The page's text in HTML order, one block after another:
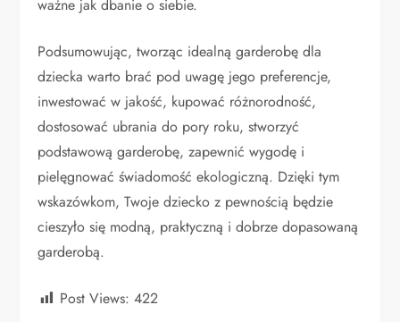
ważne jak dbanie o siebie.
Podsumowując, tworząc idealną garderobę dla
dziecka warto brać pod uwagę jego preferencje,
inwestować w jakość, kupować różnorodność,
dostosować ubrania do pory roku, stworzyć
podstawową garderobę, zapewnić wygodę i
pielęgnować świadomość ekologiczną. Dzięki tym
wskazówkom, Twoje dziecko z pewnością będzie
cieszyło się modną, praktyczną i dobrze dopasowaną
garderobą.
Post Views: 422